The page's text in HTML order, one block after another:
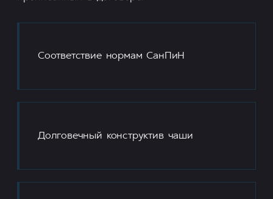
Соответствие нормам СанПиН
Долговечный конструктив чаши